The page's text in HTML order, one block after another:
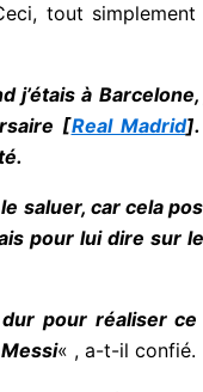
tout
j’étais à
[Real Madrid].
saluer, car cela
pour lui dire sur
pour réaliser ce
« , a-t-il confié.